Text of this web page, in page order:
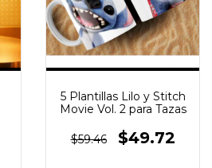
5 Plantillas Lilo y Stitch
Movie Vol. 2 para Tazas
$59.46 $49.72